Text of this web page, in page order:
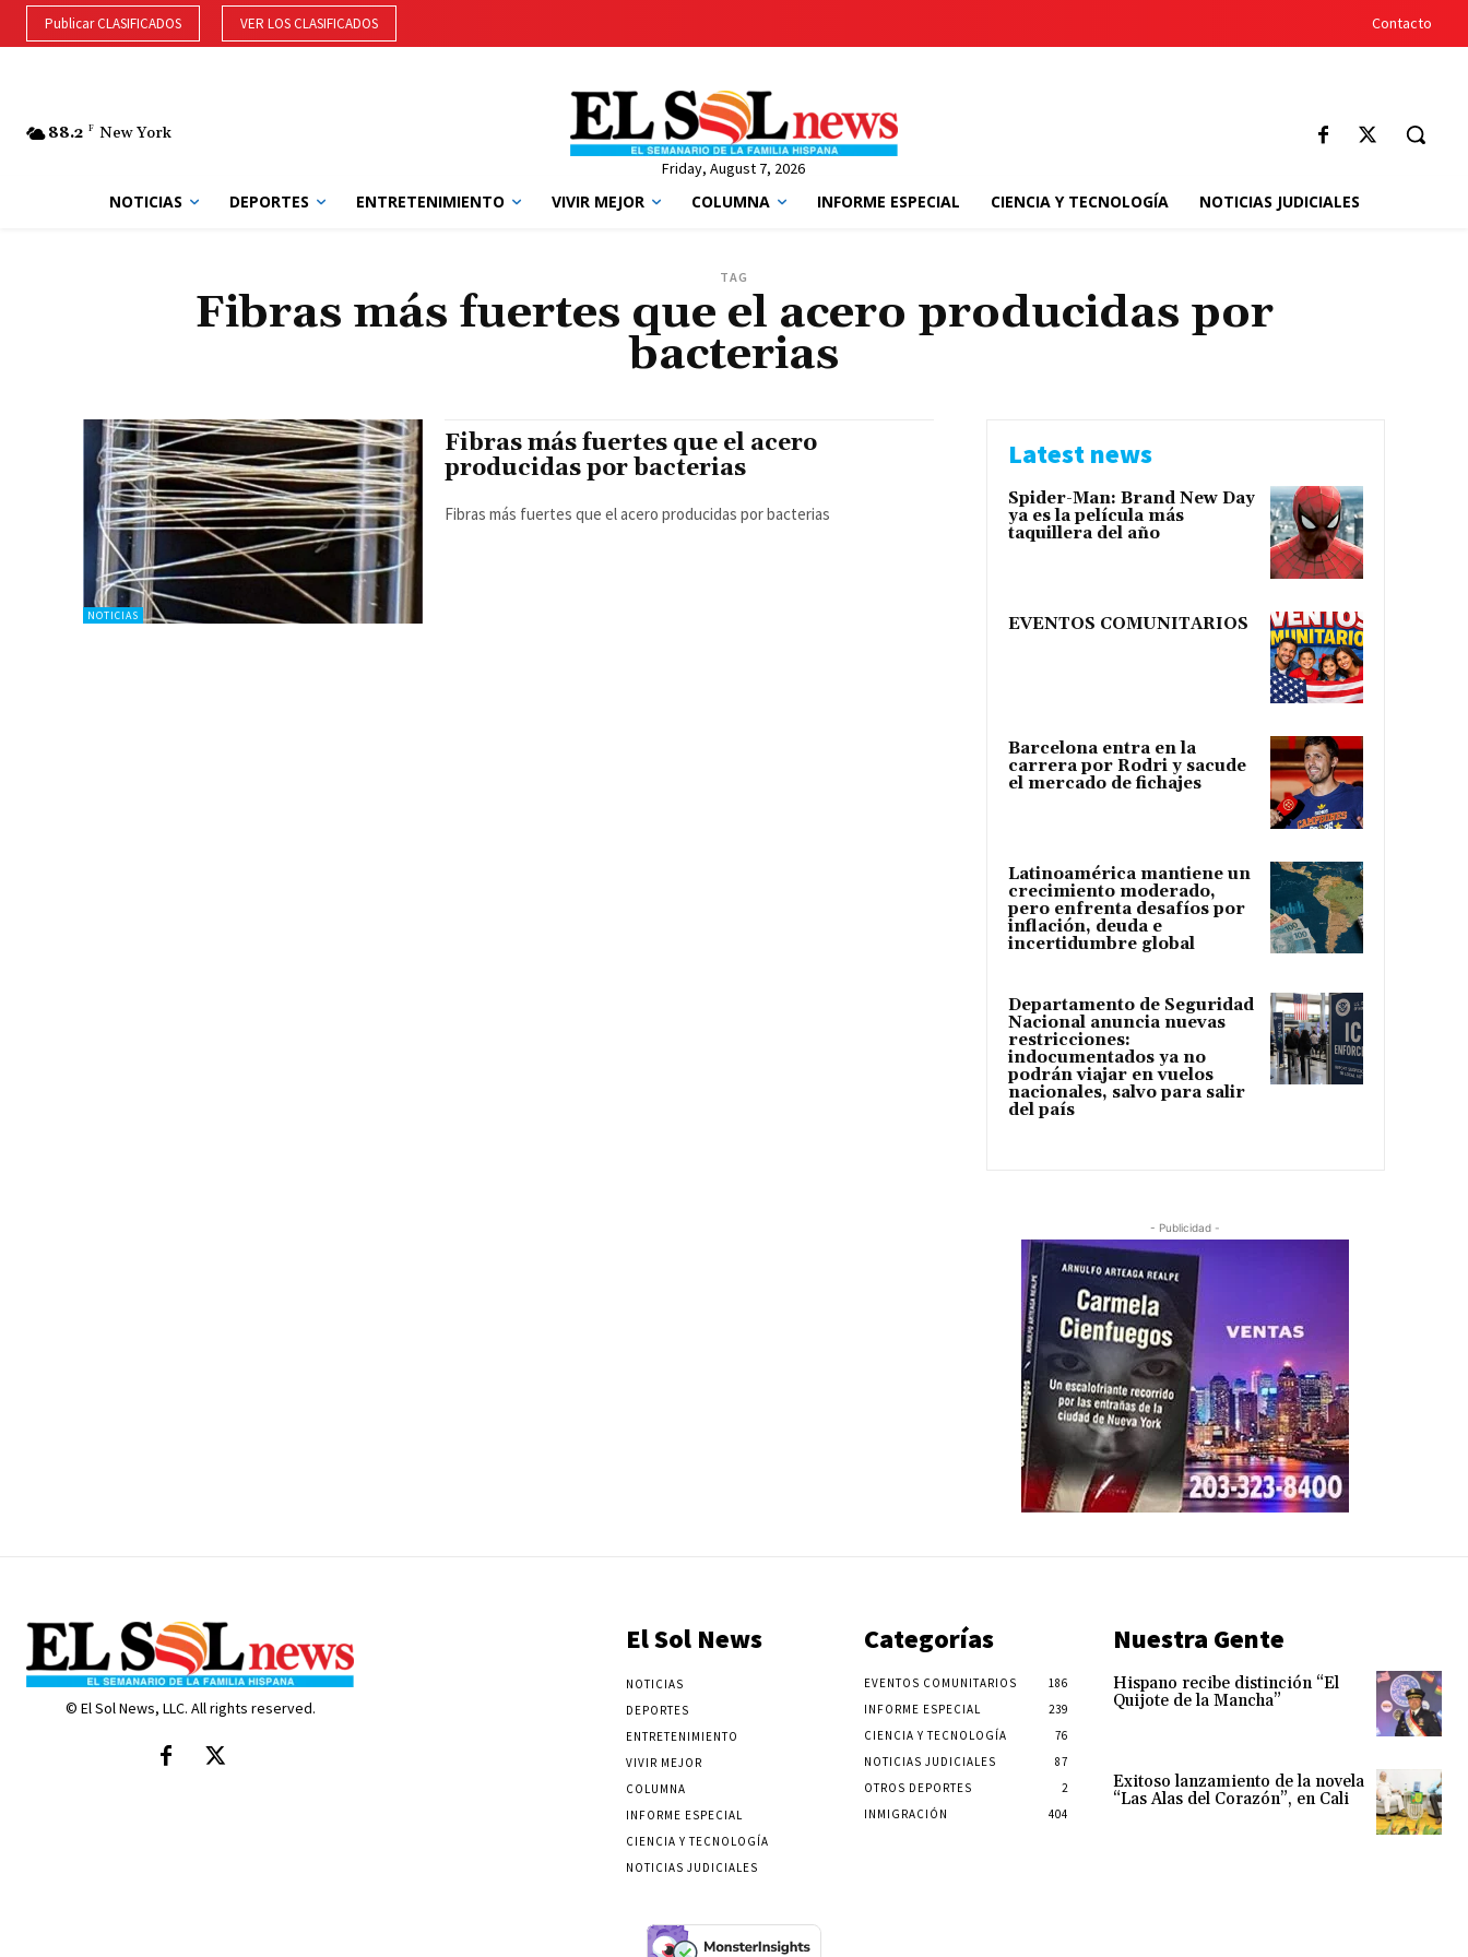
Publicar CLASIFICADOS VER LOS CLASIFICADOS Contacto
88.2 F New York
Friday, August 7, 2026
NOTICIAS DEPORTES ENTRETENIMIENTO VIVIR MEJOR COLUMNA INFORME ESPECIAL CIENCIA Y TECNOLOGÍA NOTICIAS JUDICIALES
TAG
Fibras más fuertes que el acero producidas por
bacterias
NOTICIAS
Fibras más fuertes que el acero
producidas por bacterias
Fibras más fuertes que el acero producidas por bacterias
Latest news
Spider-Man: Brand New Day
ya es la película más
taquillera del año
EVENTOS COMUNITARIOS
Barcelona entra en la
carrera por Rodri y sacude
el mercado de fichajes
Latinoamérica mantiene un
crecimiento moderado,
pero enfrenta desafíos por
inflación, deuda e
incertidumbre global
Departamento de Seguridad
Nacional anuncia nuevas
restricciones:
indocumentados ya no
podrán viajar en vuelos
nacionales, salvo para salir
del país
- Publicidad -
© El Sol News, LLC. All rights reserved.
El Sol News
NOTICIAS
DEPORTES
ENTRETENIMIENTO
VIVIR MEJOR
COLUMNA
INFORME ESPECIAL
CIENCIA Y TECNOLOGÍA
NOTICIAS JUDICIALES
Categorías
EVENTOS COMUNITARIOS
186
INFORME ESPECIAL
239
CIENCIA Y TECNOLOGÍA
76
NOTICIAS JUDICIALES
87
OTROS DEPORTES
2
INMIGRACIÓN
404
Nuestra Gente
Hispano recibe distinción “El
Quijote de la Mancha”
Exitoso lanzamiento de la novela
“Las Alas del Corazón”, en Cali